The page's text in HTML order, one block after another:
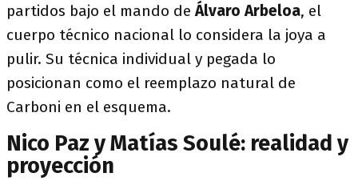
partidos bajo el mando de Álvaro Arbeloa, el
cuerpo técnico nacional lo considera la joya a
pulir. Su técnica individual y pegada lo
posicionan como el reemplazo natural de
Carboni en el esquema.
Nico Paz y Matías Soulé: realidad y
proyección